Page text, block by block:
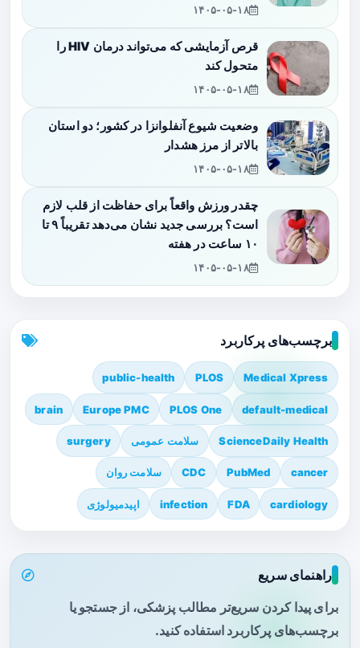
۱۴۰۵-۰۵-۱۸
قرص آزمایشی که می‌تواند درمان HIV را
متحول کند
۱۴۰۵-۰۵-۱۸
وضعیت شیوع آنفلوانزا در کشور؛ دو استان
بالاتر از مرز هشدار
۱۴۰۵-۰۵-۱۸
چقدر ورزش واقعاً برای حفاظت از قلب لازم
است؟ بررسی جدید نشان می‌دهد تقریباً ۹ تا
۱۰ ساعت در هفته
۱۴۰۵-۰۵-۱۸
برچسب‌های پرکاربرد
Medical Xpress
PLOS
public-health
default-medical
PLOS One
Europe PMC
brain
ScienceDaily Health سلامت عمومی surgery
cancer
PubMed
CDC سلامت روان
cardiology
FDA
infection اپیدمیولوژی
راهنمای سریع
برای پیدا کردن سریع‌تر مطالب پزشکی، از جستجو یا
برچسب‌های پرکاربرد استفاده کنید.